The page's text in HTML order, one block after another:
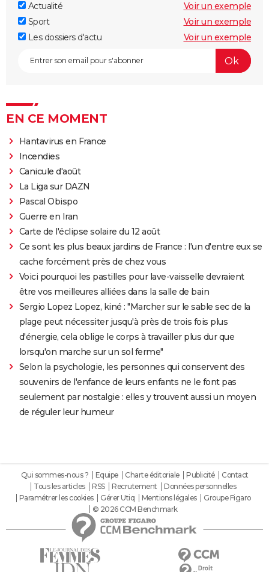
Actualité
Voir un exemple
Sport
Voir un exemple
Les dossiers d'actu
Voir un exemple
EN CE MOMENT
Hantavirus en France
Incendies
Canicule d'août
La Liga sur DAZN
Pascal Obispo
Guerre en Iran
Carte de l'éclipse solaire du 12 août
Ce sont les plus beaux jardins de France : l'un d'entre eux se
cache forcément près de chez vous
Voici pourquoi les pastilles pour lave-vaisselle devraient
être vos meilleures alliées dans la salle de bain
Sergio Lopez Lopez, kiné : "Marcher sur le sable sec de la
plage peut nécessiter jusqu'à près de trois fois plus
d'énergie, cela oblige le corps à travailler plus dur que
lorsqu'on marche sur un sol ferme"
Selon la psychologie, les personnes qui conservent des
souvenirs de l'enfance de leurs enfants ne le font pas
seulement par nostalgie : elles y trouvent aussi un moyen
de réguler leur humeur
Qui sommes-nous ? Equipe Charte éditoriale Publicité
Contact
Tous les articles
RSS Recrutement
Données personnelles
Paramétrer les cookies
Gérer Utiq Mentions légales
Groupe Figaro
© 2026 CCM Benchmark